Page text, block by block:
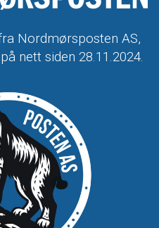
Nordmørsposten AS,
nett siden 28.11.2024.